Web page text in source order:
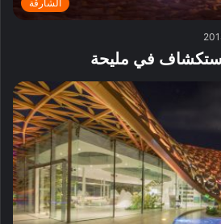
الشارقة
في مليحة